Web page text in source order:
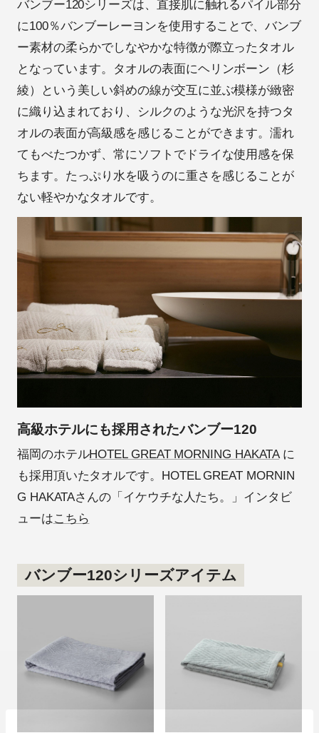
バンブー120シリーズは、直接肌に触れるパイル部分
に100％バンブーレーヨンを使用することで、バンブ
ー素材の柔らかでしなやかな特徴が際立ったタオル
となっています。タオルの表面にヘリンボーン（杉
綾）という美しい斜めの線が交互に並ぶ模様が緻密
に織り込まれており、シルクのような光沢を持つタ
オルの表面が高級感を感じることができます。濡れ
てもべたつかず、常にソフトでドライな使用感を保
ちます。たっぷり水を吸うのに重さを感じることが
ない軽やかなタオルです。
高級ホテルにも採用されたバンブー120
福岡のホテルHOTEL GREAT MORNING HAKATAに
も採用頂いたタオルです。HOTEL GREAT MORNIN
G HAKATAさんの「イケウチな人たち。」インタビ
ューはこちら
バンブー120シリーズアイテム